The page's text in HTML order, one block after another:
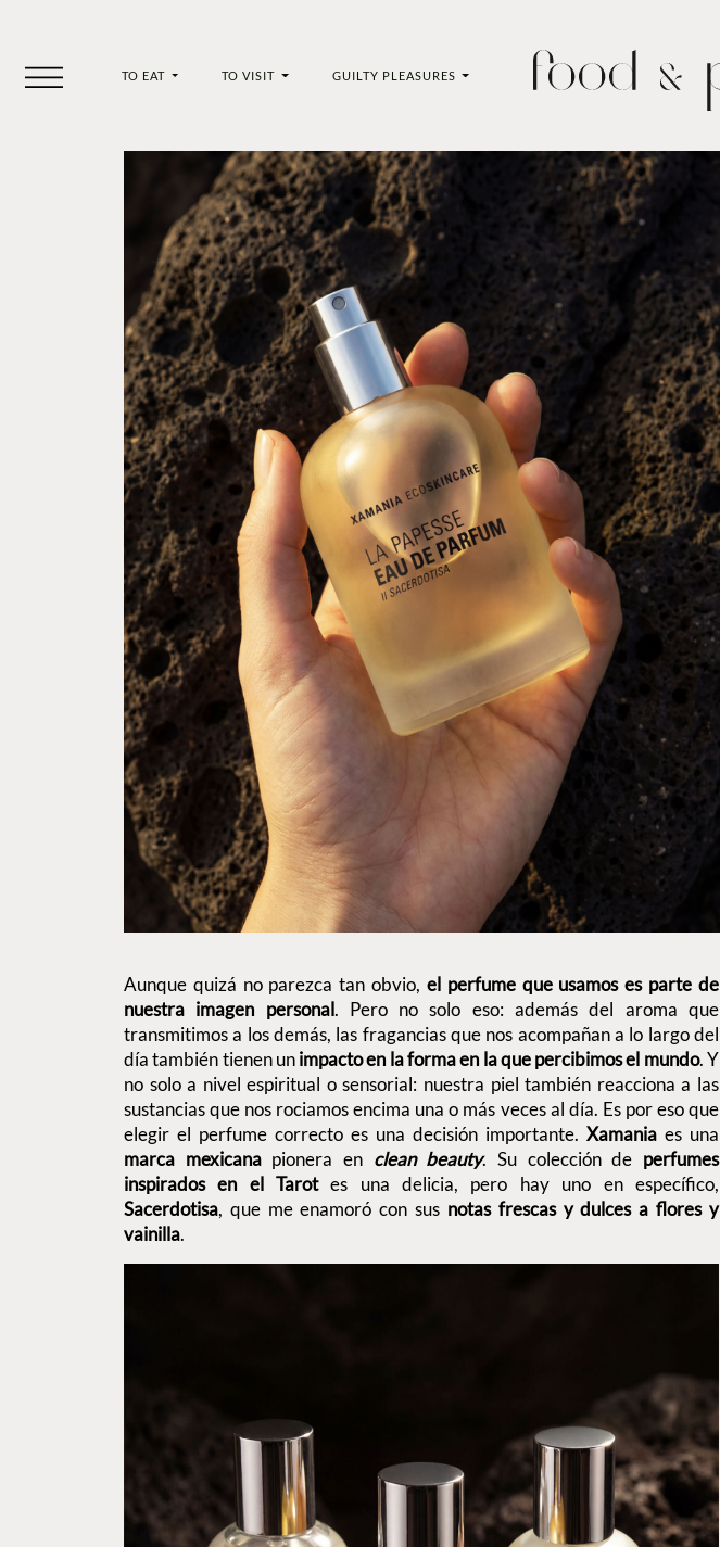
TO EAT TO VISIT GUILTY PLEASURES
Aunque quizá no parezca tan obvio, el perfume que usamos es parte de
nuestra imagen personal. Pero no solo eso: además del aroma que
transmitimos a los demás, las fragancias que nos acompañan a lo largo del
día también tienen unimpacto en la forma en la que percibimos el mundo. Y
no solo a nivel espiritual o sensorial: nuestra piel también reacciona a las
sustancias que nos rociamos encima una o más veces al día. Es por eso que
elegir el perfume correcto es una decisión importante. Xamania es una
marca mexicanapionera en clean beauty. Su colección de perfumes
inspirados en el Tarotes una delicia, pero hay uno en específico,
Sacerdotisa, que me enamoró con sus notas frescas y dulces a flores y
vainilla.